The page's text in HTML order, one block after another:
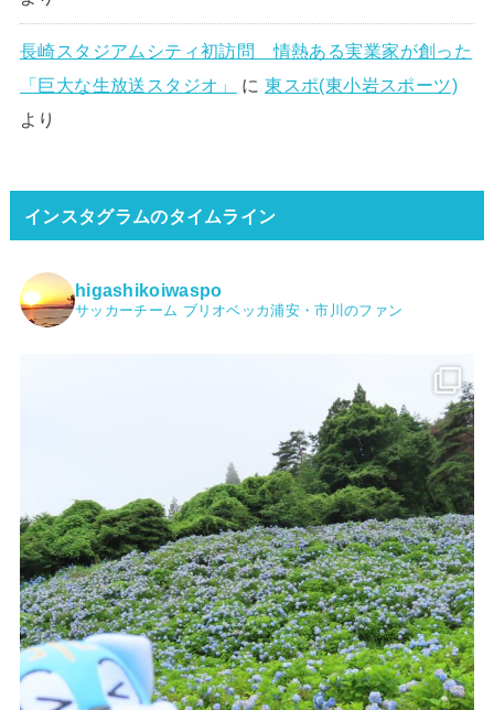
長崎スタジアムシティ初訪問 情熱ある実業家が創った
「巨大な生放送スタジオ」
に東スポ(東小岩スポーツ)
より
インスタグラムのタイムライン
higashikoiwaspo
サッカーチーム ブリオベッカ浦安・市川のファン